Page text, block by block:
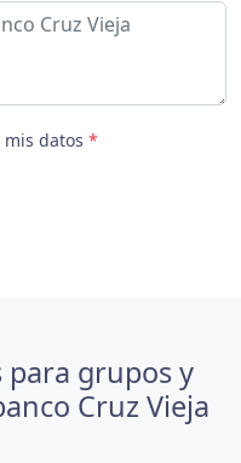
datos *
para grupos y
Cruz Vieja